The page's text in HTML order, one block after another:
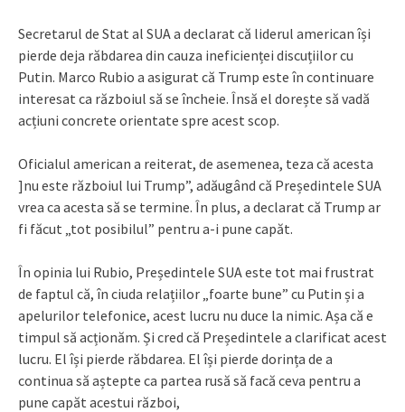
Secretarul de Stat al SUA a declarat că liderul american își
pierde deja răbdarea din cauza ineficienței discuțiilor cu
Putin. Marco Rubio a asigurat că Trump este în continuare
interesat ca războiul să se încheie. Însă el dorește să vadă
acțiuni concrete orientate spre acest scop.
Oficialul american a reiterat, de asemenea, teza că acesta
]nu este războiul lui Trump”, adăugând că Președintele SUA
vrea ca acesta să se termine. În plus, a declarat că Trump ar
fi făcut „tot posibilul” pentru a-i pune capăt.
În opinia lui Rubio, Președintele SUA este tot mai frustrat
de faptul că, în ciuda relațiilor „foarte bune” cu Putin și a
apelurilor telefonice, acest lucru nu duce la nimic. Așa că e
timpul să acționăm. Și cred că Președintele a clarificat acest
lucru. El își pierde răbdarea. El își pierde dorința de a
continua să aștepte ca partea rusă să facă ceva pentru a
pune capăt acestui război,